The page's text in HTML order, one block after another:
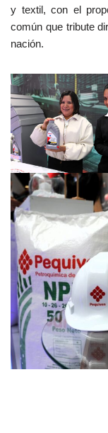
y textil, con el
común que tribute
nación.